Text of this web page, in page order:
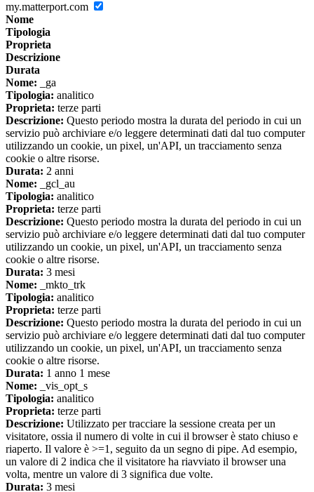
my.matterport.com
Nome
Tipologia
Proprieta
Descrizione
Durata
Nome: _ga
Tipologia: analitico
Proprieta: terze parti
Descrizione: Questo periodo mostra la durata del periodo in cui un
servizio può archiviare e/o leggere determinati dati dal tuo computer
utilizzando un cookie, un pixel, un'API, un tracciamento senza
cookie o altre risorse.
Durata: 2 anni
Nome: _gcl_au
Tipologia: analitico
Proprieta: terze parti
Descrizione: Questo periodo mostra la durata del periodo in cui un
servizio può archiviare e/o leggere determinati dati dal tuo computer
utilizzando un cookie, un pixel, un'API, un tracciamento senza
cookie o altre risorse.
Durata: 3 mesi
Nome: _mkto_trk
Tipologia: analitico
Proprieta: terze parti
Descrizione: Questo periodo mostra la durata del periodo in cui un
servizio può archiviare e/o leggere determinati dati dal tuo computer
utilizzando un cookie, un pixel, un'API, un tracciamento senza
cookie o altre risorse.
Durata: 1 anno 1 mese
Nome: _vis_opt_s
Tipologia: analitico
Proprieta: terze parti
Descrizione: Utilizzato per tracciare la sessione creata per un
visitatore, ossia il numero di volte in cui il browser è stato chiuso e
riaperto. Il valore è >=1, seguito da un segno di pipe. Ad esempio,
un valore di 2 indica che il visitatore ha riavviato il browser una
volta, mentre un valore di 3 significa due volte.
Durata: 3 mesi